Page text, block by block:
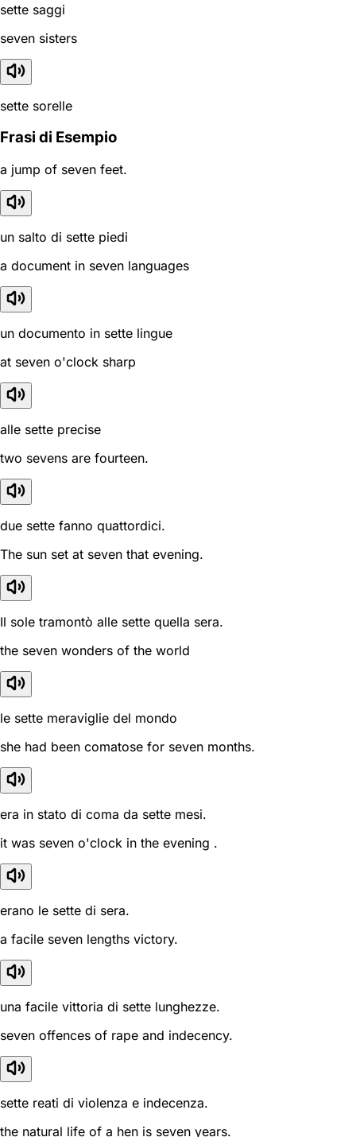
sette saggi
seven sisters
sette sorelle
Frasi di Esempio
a jump of seven feet.
un salto di sette piedi
a document in seven languages
un documento in sette lingue
at seven o'clock sharp
alle sette precise
two sevens are fourteen.
due sette fanno quattordici.
The sun set at seven that evening.
Il sole tramontò alle sette quella sera.
the seven wonders of the world
le sette meraviglie del mondo
she had been comatose for seven months.
era in stato di coma da sette mesi.
it was seven o'clock in the evening .
erano le sette di sera.
a facile seven lengths victory.
una facile vittoria di sette lunghezze.
seven offences of rape and indecency.
sette reati di violenza e indecenza.
the natural life of a hen is seven years.